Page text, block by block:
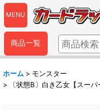
MENU
商品一覧
ホーム > モンスター
>
〔状態B〕白き乙女【スー